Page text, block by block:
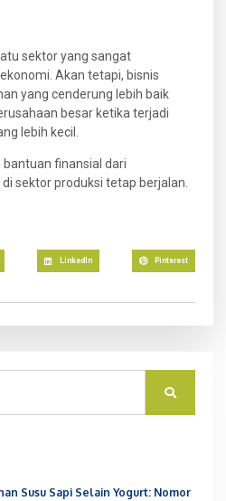
sektor yang sangat
Akan tetapi, bisnis
yang cenderung lebih baik
besar ketika terjadi
lebih kecil.
finansial dari
sektor produksi tetap berjalan.
LinkedIn Pinterest
Susu Sapi Selain Yogurt: Nomor